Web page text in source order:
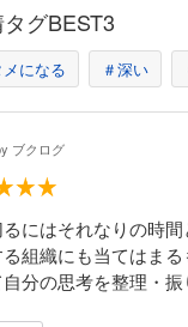
グBEST3
メになる ＃深い
ブクログ
にはそれなりの時
る組織にも当てはま
自分の思考を整理・